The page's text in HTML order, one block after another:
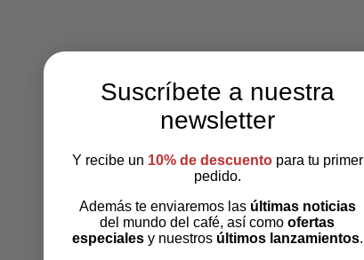
Suscríbete a nuestra
newsletter
Y recibe un 10% de descuentopara tu primer
pedido.
Además te enviaremos las últimas noticias
del mundo del café, así como ofertas
especialesy nuestros últimos lanzamientos.